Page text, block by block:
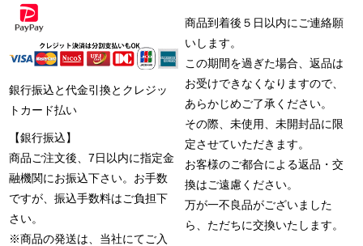
銀行振込と代金引換とクレジッ
トカード払い
【銀行振込】
商品ご注文後、7日以内に指定金
融機関にお振込下さい。お手数
ですが、振込手数料はご負担下
さい。
※商品の発送は、当社にてご入
商品到着後５日以内にご連絡願
いします。
この期間を過ぎた場合、返品は
お受けできなくなりますので、
あらかじめご了承ください。
その際、未使用、未開封品に限
定させていただきます。
お客様のご都合による返品・交
換はご遠慮ください。
万が一不良品がございました
ら、ただちに交換いたします。